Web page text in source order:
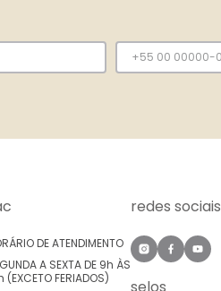
DE ATENDIMENTO
A SEXTA DE 9h ÀS
(EXCETO FERIADOS)
redes sociais